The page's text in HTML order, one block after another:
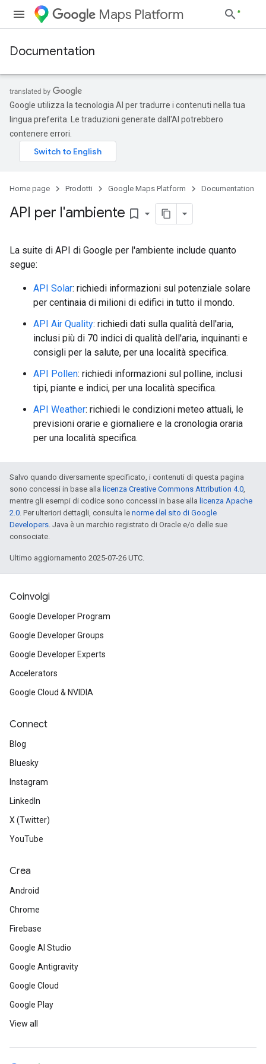
Maps Platform
Documentation
Google utilizza la tecnologia AI per tradurre i contenuti nella tua
lingua preferita. Le traduzioni generate dall'AI potrebbero
contenere errori.
Home page Prodotti Google Maps Platform Documentation
API per l'ambiente bookmark_border
La suite di API di Google per l'ambiente include quanto
segue:
API Solar: richiedi informazioni sul potenziale solare
per centinaia di milioni di edifici in tutto il mondo.
API Air Quality: richiedi dati sulla qualità dell'aria,
inclusi più di 70 indici di qualità dell'aria, inquinanti e
consigli per la salute, per una località specifica.
API Pollen: richiedi informazioni sul polline, inclusi
tipi, piante e indici, per una località specifica.
API Weather: richiedi le condizioni meteo attuali, le
previsioni orarie e giornaliere e la cronologia oraria
per una località specifica.
Salvo quando diversamente specificato, i contenuti di questa pagina
sono concessi in base alla licenza Creative Commons Attribution 4.0,
mentre gli esempi di codice sono concessi in base alla licenza Apache
2.0. Per ulteriori dettagli, consulta le norme del sito di Google
Developers. Java è un marchio registrato di Oracle e/o delle sue
consociate.
Ultimo aggiornamento 2025-07-26 UTC.
Coinvolgi
Google Developer Program
Google Developer Groups
Google Developer Experts
Accelerators
Google Cloud & NVIDIA
Connect
Blog
Bluesky
Instagram
LinkedIn
X (Twitter)
YouTube
Crea
Android
Chrome
Firebase
Google AI Studio
Google Antigravity
Google Cloud
Google Play
View all